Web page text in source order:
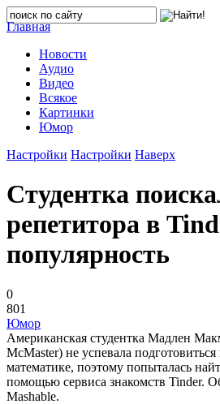
Главная
Новости
Аудио
Видео
Всякое
Картинки
Юмор
Настройки Настройки Наверх
Студентка
репетитора в
популярность
0
801
Юмор
Американская студентка Мадлен
McMaster) не успевала
математике, поэтому попыталась
помощью сервиса знакомств Tinder.
Mashable.